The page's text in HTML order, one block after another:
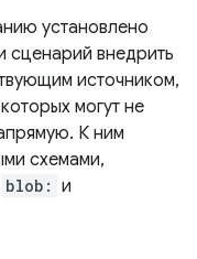
установлено
сценарий внедрить
источником,
могут не
К ним
схемами,
blob: и